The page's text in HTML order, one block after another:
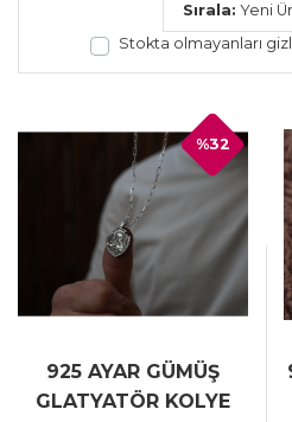
Sırala: Yeni
Stokta olmayanları
925 AYAR GÜMÜŞ
GLATYATÖR KOLYE
%32